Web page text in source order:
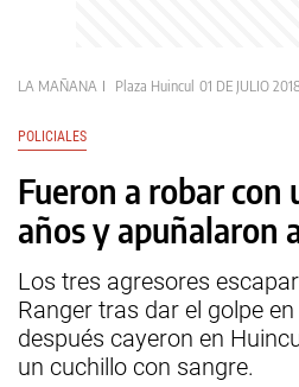
LA MAÑANA Plaza Huincul 01 DE JULIO
POLICIALES
Fueron a robar con
años y apuñalaron
Los tres agresores
Ranger tras dar el golpe
después cayeron en
un cuchillo con sangre.